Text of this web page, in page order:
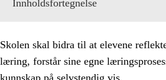
Innholdsfortegnelse
Skolen skal bidra til at elevene
læring, forstår sine egne